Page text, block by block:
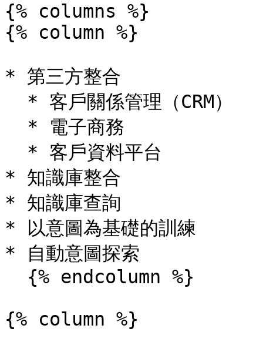
{% columns %}
{% column %}
* 第三方整合
* 知識庫整合
* 知識庫查詢
* 以意圖為基礎的訓練
* 自動意圖探索
{% column %}